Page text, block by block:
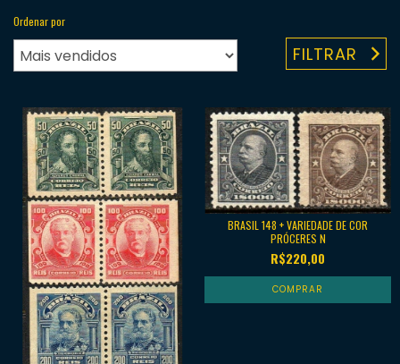
Ordenar por
FILTRAR
BRASIL 148 + VARIEDADE DE COR
PRÓCERES N
R$220,00